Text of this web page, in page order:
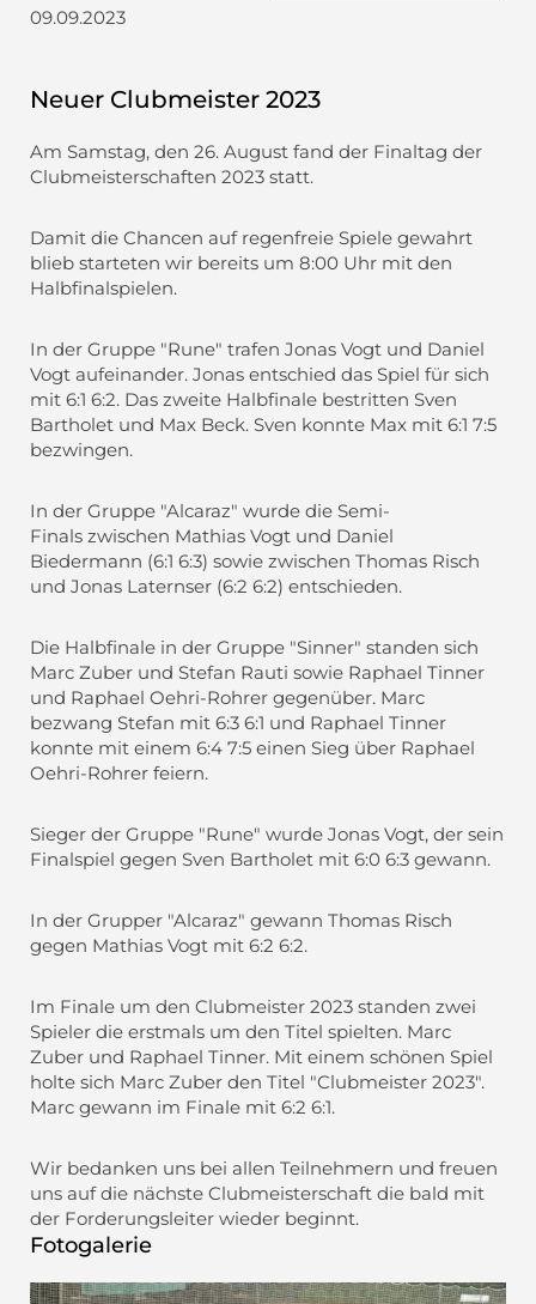
09.09.2023
Neuer Clubmeister 2023
Am Samstag, den 26. August fand der Finaltag der
Clubmeisterschaften 2023 statt.
Damit die Chancen auf regenfreie Spiele gewahrt
blieb starteten wir bereits um 8:00 Uhr mit den
Halbfinalspielen.
In der Gruppe "Rune" trafen Jonas Vogt und Daniel
Vogt aufeinander. Jonas entschied das Spiel für sich
mit 6:1 6:2. Das zweite Halbfinale bestritten Sven
Bartholet und Max Beck. Sven konnte Max mit 6:1 7:5
bezwingen.
In der Gruppe "Alcaraz" wurde die Semi-
Finals zwischen Mathias Vogt und Daniel
Biedermann (6:1 6:3) sowie zwischen Thomas Risch
und Jonas Laternser (6:2 6:2) entschieden.
Die Halbfinale in der Gruppe "Sinner" standen sich
Marc Zuber und Stefan Rauti sowie Raphael Tinner
und Raphael Oehri-Rohrer gegenüber. Marc
bezwang Stefan mit 6:3 6:1 und Raphael Tinner
konnte mit einem 6:4 7:5 einen Sieg über Raphael
Oehri-Rohrer feiern.
Sieger der Gruppe "Rune" wurde Jonas Vogt, der sein
Finalspiel gegen Sven Bartholet mit 6:0 6:3 gewann.
In der Grupper "Alcaraz" gewann Thomas Risch
gegen Mathias Vogt mit 6:2 6:2.
Im Finale um den Clubmeister 2023 standen zwei
Spieler die erstmals um den Titel spielten. Marc
Zuber und Raphael Tinner. Mit einem schönen Spiel
holte sich Marc Zuber den Titel "Clubmeister 2023".
Marc gewann im Finale mit 6:2 6:1.
Wir bedanken uns bei allen Teilnehmern und freuen
uns auf die nächste Clubmeisterschaft die bald mit
der Forderungsleiter wieder beginnt.
Fotogalerie